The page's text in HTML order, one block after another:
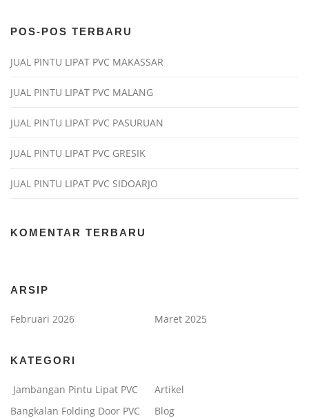
POS-POS TERBARU
JUAL PINTU LIPAT PVC MAKASSAR
JUAL PINTU LIPAT PVC MALANG
JUAL PINTU LIPAT PVC PASURUAN
JUAL PINTU LIPAT PVC GRESIK
JUAL PINTU LIPAT PVC SIDOARJO
KOMENTAR TERBARU
ARSIP
Februari 2026 Maret 2025
KATEGORI
Jambangan Pintu Lipat PVC
Artikel
Bangkalan Folding Door PVC
Blog